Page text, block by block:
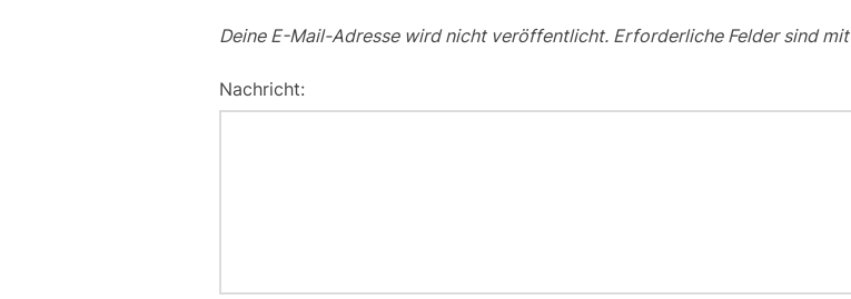
Deine E-Mail-Adresse wird nicht veröffentlicht. Erforderliche Felder sind mit
Nachricht: